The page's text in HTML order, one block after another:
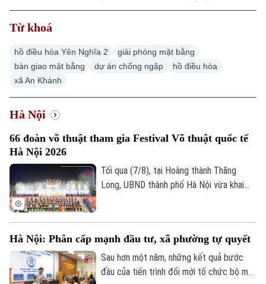
Thời sự
Chính trị
Xã hội
Công nghệ
Hà Nội
Nhịp sống Hà Nội
Ẩm thực
Thế giới
Tin tức
Quân sự
Hồ sơ
Người Việt 4 phương
Kinh tế
Tin tức
Cafe sáng
Tài chính Ngân hàng
Nhà đất
Tin tức
Đầu tư
Căn hộ
Đất đai
Tàu và Xe
Ô tô
Tàu
Xe máy
Giáo dục
Tin tức
Tuyển sinh
Văn hóa
Tin tức
Từ khoá
hồ điều hòa Yên Nghĩa 2
giải phóng mặt bằng
bàn giao mặt bằng
dự án chống ngập
hồ điều hòa
xã An Khánh
Hà Nội
66 đoàn võ thuật tham gia Festival Võ thuật quốc tế
Hà Nội 2026
Tối qua (7/8), tại Hoàng thành Thăng
Long, UBND thành phố Hà Nội vừa khai
Hà Nội: Phân cấp mạnh đầu tư, xã phường tự quyết
Sau hơn một năm, những kết quả bước
đầu của tiến trình đổi mới tổ chức bộ máy